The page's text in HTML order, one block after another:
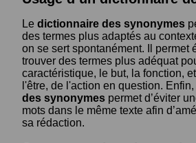
Le dictionnaire des synonymes
des termes plus adaptés au
on se sert spontanément. Il permet
trouver des termes plus adéquat
caractéristique, le but, la fonction,
l'être, de l'action en question.
des synonymes permet d’éviter
mots dans le même texte afin
sa rédaction.